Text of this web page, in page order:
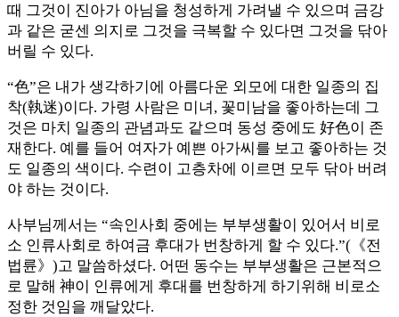
때 그것이 진아가 아님을 청성하게 가려낼 수 있으며 금강
과 같은 굳센 의지로 그것을 극복할 수 있다면 그것을 닦아
버릴 수 있다.
“色”은 내가 생각하기에 아름다운 외모에 대한 일종의 집
착(執迷)이다. 가령 사람은 미녀, 꽃미남을 좋아하는데 그
것은 마치 일종의 관념과도 같으며 동성 중에도 好色이 존
재한다. 예를 들어 여자가 예쁜 아가씨를 보고 좋아하는 것
도 일종의 색이다. 수련이 고층차에 이르면 모두 닦아 버려
야 하는 것이다.
사부님께서는 “속인사회 중에는 부부생활이 있어서 비로
소 인류사회로 하여금 후대가 번창하게 할 수 있다.”(《전
법륜》)고 말씀하셨다. 어떤 동수는 부부생활은 근본적으
로 말해 神이 인류에게 후대를 번창하게 하기위해 비로소
정한 것임을 깨달았다.